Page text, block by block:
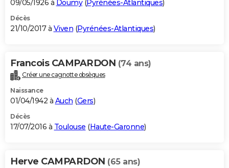
09/05/1926 à Doumy(Pyrénées-Atlantiques)
Décès
21/10/2017 à Viven (Pyrénées-Atlantiques)
Francois CAMPARDON (74 ans)
Créer une cagnotte obsèques
Naissance
01/04/1942 à Auch (Gers)
Décès
17/07/2016 à Toulouse (Haute-Garonne)
Herve CAMPARDON (65 ans)